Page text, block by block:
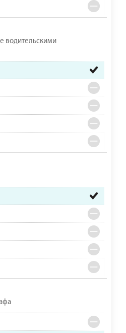
водительскими